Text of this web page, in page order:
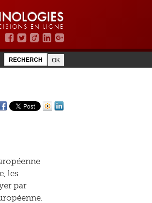
EN LIGNE
les
par